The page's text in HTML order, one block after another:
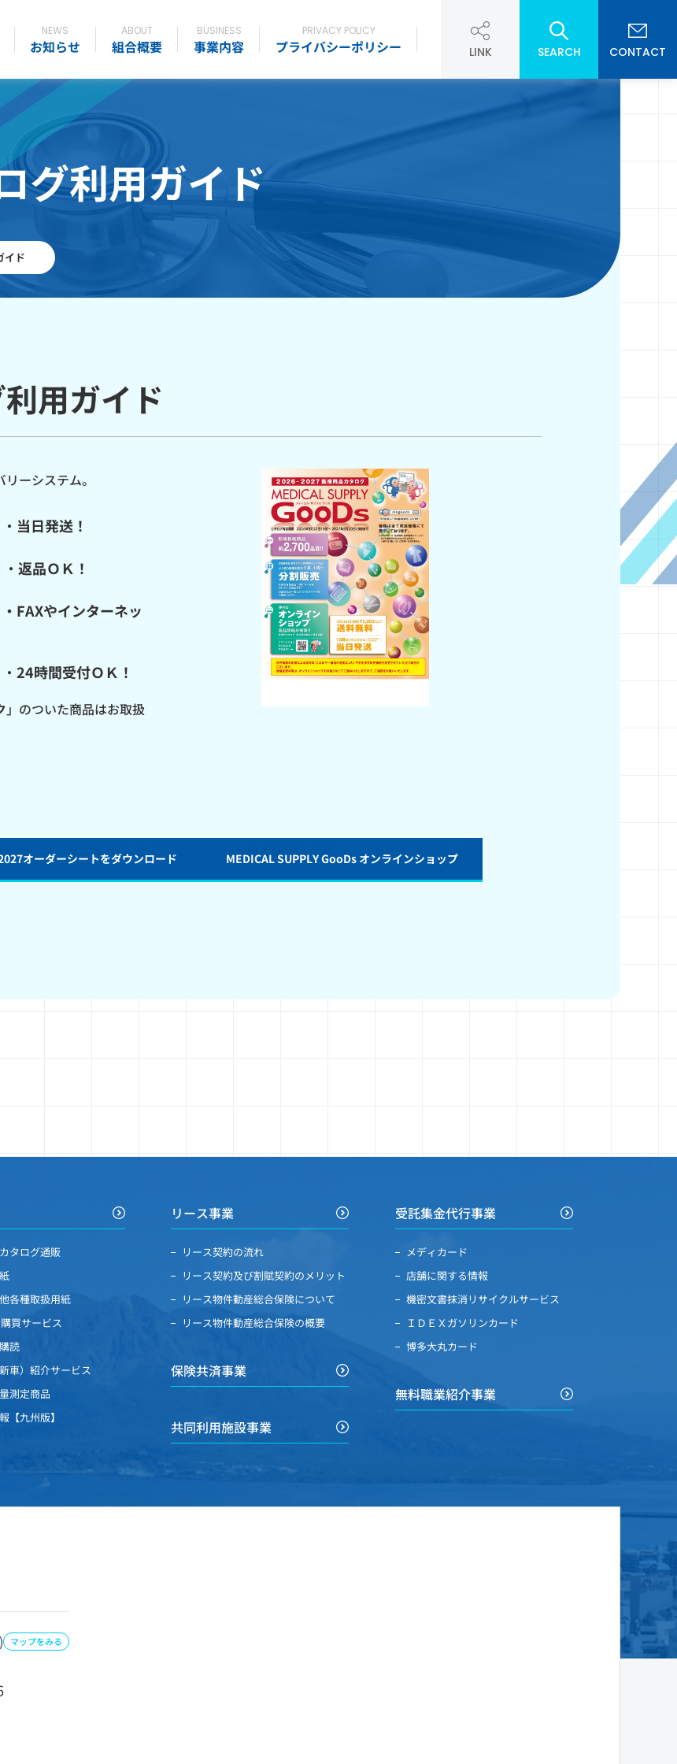
NEWS
お知らせ
ABOUT
組合概要
BUSINESS
事業内容
PRIVACY POLICY
プライバシーポリシー LINK SEARCH CONTACT
グ利用ガイド
イド
用ガイド
ーシステム。
当日発送！
・返品ＯＫ！
・FAXやインターネッ
24時間受付ＯＫ！
」のついた商品はお取扱
オーダーシートをダウンロード MEDICAL SUPPLY GooDs オンラインショップ
タログ通販
各種取扱用紙
買サービス
読
車）紹介サービス
測定商品
【九州版】
リース事業
リース契約の流れ
リース契約及び割賦契約のメリット
リース物件動産総合保険について
リース物件動産総合保険の概要
保険共済事業
共同利用施設事業
受託集金代行事業
メディカード
店舗に関する情報
機密文書抹消リサイクルサービス
ＩＤＥＸガソリンカード
博多大丸カード
無料職業紹介事業
マップをみる